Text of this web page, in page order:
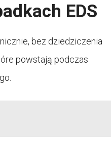
EDS
bez dziedziczenia
powstają podczas